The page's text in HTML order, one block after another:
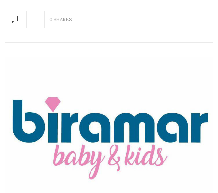
0 SHARES